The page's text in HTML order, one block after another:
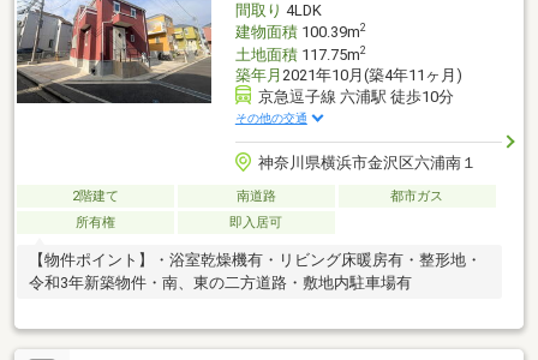
間取り 4LDK
建物面積100.39m2
土地面積117.75m2
築年月 2021年10月(築4年11ヶ月)
京急逗子線 六浦駅 徒歩10分
その他の交通
神奈川県横浜市金沢区六浦南１
2階建て 南道路
都市ガス
所有権
即入居可
【物件ポイント】・浴室乾燥機有・リビング床暖房有・整形地・
令和3年新築物件・南、東の二方道路・敷地内駐車場有